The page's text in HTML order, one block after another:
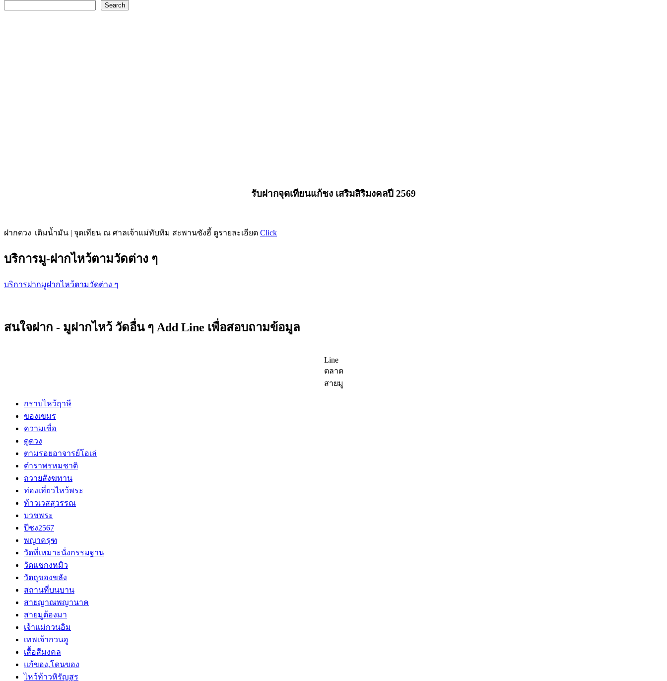
Search
รับฝากจุดเทียนแก้ชง เสริมสิริมงคลปี 2569
ฝากดวง| เติมน้ำมัน | จุดเทียน ณ ศาลเจ้าแม่ทับทิม สะพานซังฮี้ ดูรายละเอียด Click
บริการมู-ฝากไหว้ตามวัดต่าง ๆ
บริการฝากมูฝากไหว้ตามวัดต่าง ๆ
สนใจฝาก - มูฝากไหว้ วัดอื่น ๆ Add Line เพื่อสอบถามข้อมูล
Line
ตลาด
สายมู
กราบไหว้ฤาษี
ของเขมร
ความเชื่อ
ดูดวง
ตามรอยอาจารย์โอเล่
ตำราพรหมชาติ
ถวายสังฆทาน
ท่องเที่ยวไหว้พระ
ท้าวเวสสุวรรณ
บวชพระ
ปีชง2567
พญาครุฑ
วัดที่เหมาะนั่งกรรมฐาน
วัดแชกงหมิว
วัตถุของขลัง
สถานที่บนบาน
สายญาณพญานาค
สายมูต้องมา
เจ้าแม่กวนอิม
เทพเจ้ากวนอู
เสื้อสีมงคล
แก้ของ,โดนของ
ไหว้ท้าวหิรัญสูร